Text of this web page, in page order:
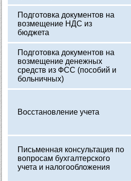
Подготовка документов на
возмещение НДС из
бюджета
Подготовка документов на
возмещение денежных
средств из ФСС (пособий и
больничных)
Восстановление учета
Письменная консультация по
вопросам бухгалтерского
учета и налогообложения